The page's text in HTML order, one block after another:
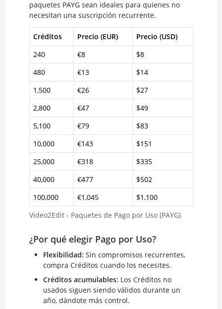
paquetes PAYG sean ideales para quienes no
necesitan una suscripción recurrente.
Video2Edit - Paquetes de Pago por Uso (PAYG)
Créditos Precio (EUR)
Precio (USD)
240
€8
$8
480
€13
$14
1,500
€26
$27
2,800
€47
$49
5,100
€79
$83
10,000
€143
$151
25,000
€318
$335
40,000
€477
$502
100,000
€1,045 $1,100
¿Por qué elegir Pago por Uso?
Flexibilidad: Sin compromisos recurrentes,
compra Créditos cuando los necesites.
Créditos acumulables: Los Créditos no
usados siguen siendo válidos durante un
año, dándote más control.